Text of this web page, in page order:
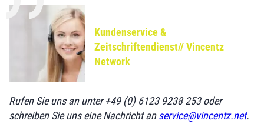
Kundenservice &
Zeitschriftendienst// Vincentz
Network
Rufen Sie uns an unter +49 (0) 6123 9238 253 oder
schreiben Sie uns eine Nachricht anservice@vincentz.net.